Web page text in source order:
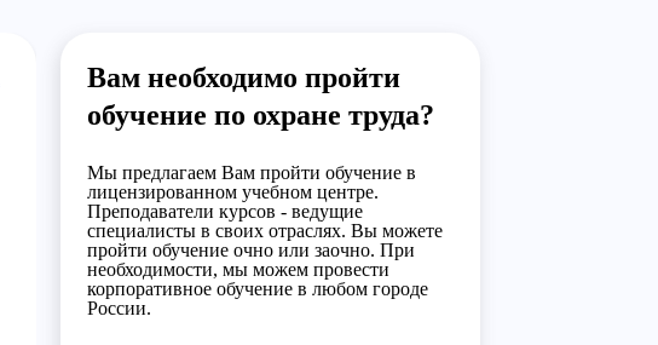
Вам необходимо пройти
обучение по охране труда?
Мы предлагаем Вам пройти обучение в
лицензированном учебном центре.
Преподаватели курсов - ведущие
специалисты в своих отраслях. Вы можете
пройти обучение очно или заочно. При
необходимости, мы можем провести
корпоративное обучение в любом городе
России.